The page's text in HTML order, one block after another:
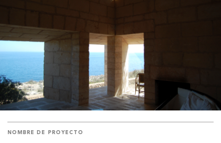
NOMBRE DE PROYECTO